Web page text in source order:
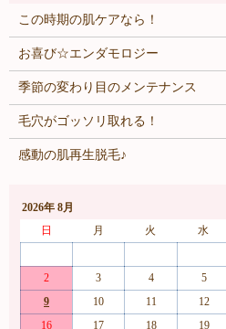
この時期の肌ケアなら！
お喜び☆エンダモロジー
季節の変わり目のメンテナンス
毛穴がゴッソリ取れる！
感動の肌再生脱毛♪
2026年 8月
日
月 火 水
2
3 4 5
9
10 11 12
16
17 18 19